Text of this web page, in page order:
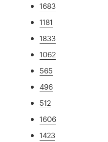
1683
1181
1833
1062
565
496
512
1606
1423